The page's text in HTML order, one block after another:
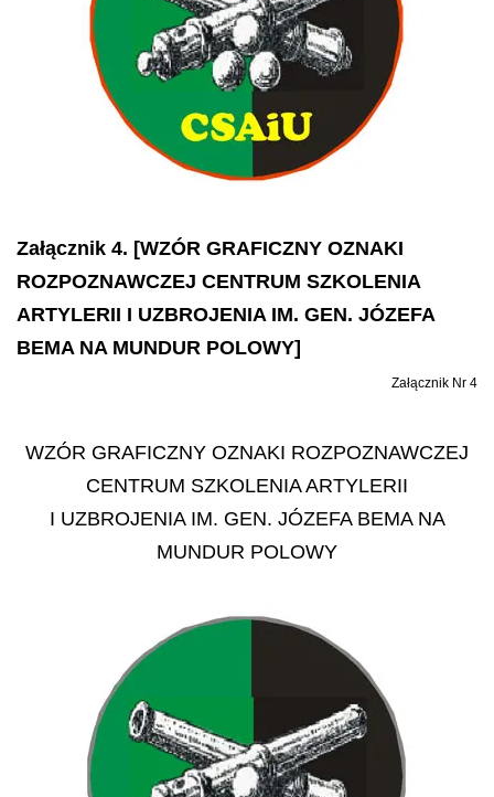
Załącznik 4. [WZÓR GRAFICZNY OZNAKI
ROZPOZNAWCZEJ CENTRUM SZKOLENIA
ARTYLERII I UZBROJENIA IM. GEN. JÓZEFA
BEMA NA MUNDUR POLOWY]
Załącznik Nr 4
WZÓR GRAFICZNY OZNAKI ROZPOZNAWCZEJ
CENTRUM SZKOLENIA ARTYLERII
I UZBROJENIA IM. GEN. JÓZEFA BEMA NA
MUNDUR POLOWY